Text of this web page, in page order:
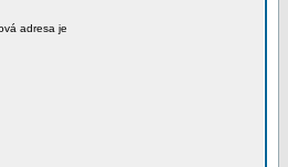
adresa je